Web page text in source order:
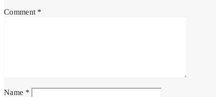
Comment *
Name *